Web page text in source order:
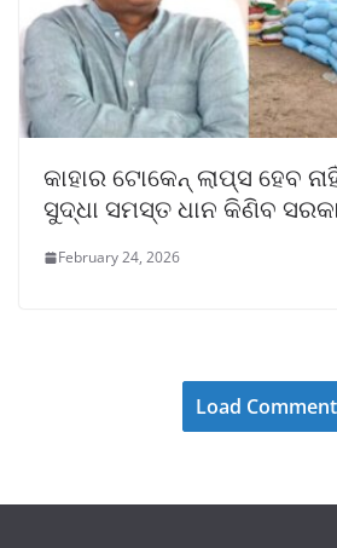
କାହାର ଟୋକେନ୍ ଲାପ୍ସ ହେବ
ସୁଦ୍ଧା ସମସ୍ତ ଧାନ କିଣିବ
February 24, 2026
Load